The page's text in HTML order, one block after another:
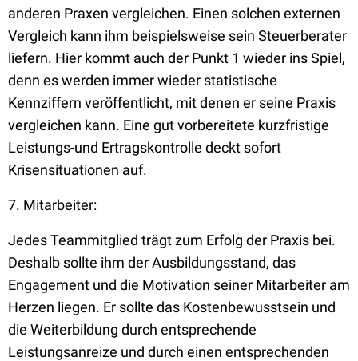
anderen Praxen vergleichen. Einen solchen externen
Vergleich kann ihm beispielsweise sein Steuerberater
liefern. Hier kommt auch der Punkt 1 wieder ins Spiel,
denn es werden immer wieder statistische
Kennziffern veröffentlicht, mit denen er seine Praxis
vergleichen kann. Eine gut vorbereitete kurzfristige
Leistungs-und Ertragskontrolle deckt sofort
Krisensituationen auf.
7. Mitarbeiter:
Jedes Teammitglied trägt zum Erfolg der Praxis bei.
Deshalb sollte ihm der Ausbildungsstand, das
Engagement und die Motivation seiner Mitarbeiter am
Herzen liegen. Er sollte das Kostenbewusstsein und
die Weiterbildung durch entsprechende
Leistungsanreize und durch einen entsprechenden